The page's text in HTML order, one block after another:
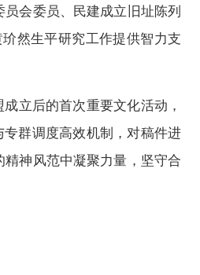
会委员、民建成立旧址陈列
然生平研究工作提供智力支
立后的首次重要文化活动，
群调度高效机制，对稿件进
神风范中凝聚力量，坚守合